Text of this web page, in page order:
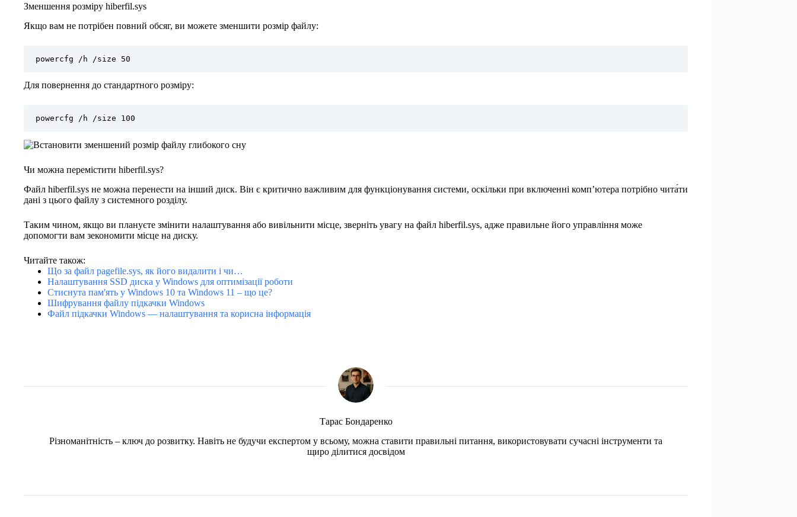
Зменшення розміру hiberfil.sys
Якщо вам не потрібен повний обсяг, ви можете зменшити розмір файлу:
powercfg /h /size 50
Для повернення до стандартного розміру:
powercfg /h /size 100
Чи можна перемістити hiberfil.sys?
Файл hiberfil.sys не можна перенести на інший диск. Він є критично важливим для функціонування системи, оскільки при включенні комп’ютера потрібно чита́ти
дані з цього файлу з системного розділу.
Таким чином, якщо ви плануєте змінити налаштування або вивільнити місце, зверніть увагу на файл hiberfil.sys, адже правильне його управління може
допомогти вам зекономити місце на диску.
Читайте також:
Що за файл pagefile.sys, як його видалити і чи…
Налаштування SSD диска у Windows для оптимізації роботи
Стиснута пам'ять у Windows 10 та Windows 11 – що це?
Шифрування файлу підкачки Windows
Файл підкачки Windows — налаштування та корисна інформація
Тарас Бондаренко
Різноманітність – ключ до розвитку. Навіть не будучи експертом у всьому, можна ставити правильні питання, використовувати сучасні інструменти та
щиро ділитися досвідом